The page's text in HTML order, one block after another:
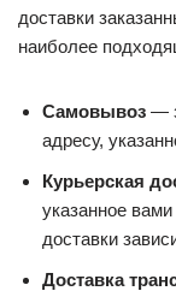
доставки
наиболее
Самовывоз —
адресу,
Курьерская
указанное
доставки
Доставка